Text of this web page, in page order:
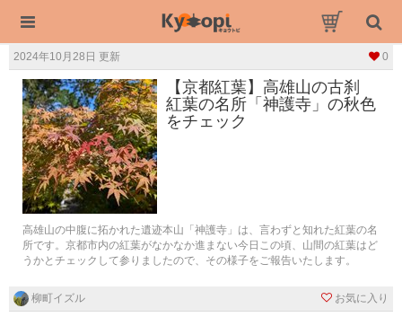
2024年10月28日 更新 0
【京都紅葉】高雄山の古刹
紅葉の名所「神護寺」の秋色
をチェック
高雄山の中腹に拓かれた遺迹本山「神護寺」は、言わずと知れた紅葉の名
所です。京都市内の紅葉がなかなか進まない今日この頃、山間の紅葉はど
うかとチェックして参りましたので、その様子をご報告いたします。
柳町イズル お気に入り